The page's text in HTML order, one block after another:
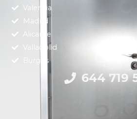
Valencia
Madrid
Alicante
Valladolid
Burgos
644 719